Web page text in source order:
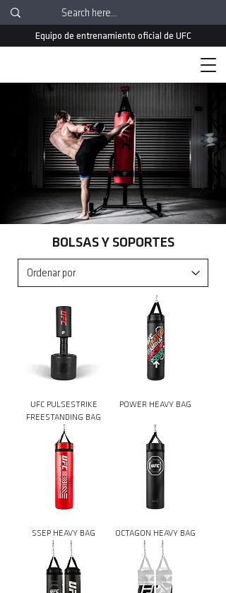
Equipo de entrenamiento oficial de UFC
BOLSAS Y SOPORTES
UFC PULSESTRIKE
FREESTANDING BAG
POWER HEAVY BAG
SSEP HEAVY BAG OCTAGON HEAVY BAG